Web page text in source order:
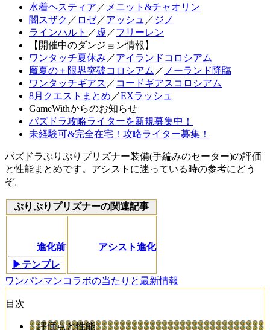
水着ヘスティア ／ メニット&チャオリン
闇スザク ／ ロゼ／アッシュ ／ ジノ
ラインハルト ／ 虚 ／フリーレン
【開催中のダンジョン情報】
ワンタッチ夏休み ／アイランドコロシアム
魔夏の＋限界突破コロシアム ／ ノーランド降臨
ワンタッチギアス ／ コードギアスコロシアム
8月クエストまとめ ／EXラッシュ
GameWithからのお知らせ
パズドラ攻略ライターを新規募集中！
未経験可&完全在宅！攻略ライター募集！
パズドラぷりぷりプリズナー装備(手編みのセーター)の評価
と性能まとめです。アシストに迷っている時の参考にどう
ぞ。
ぷりぷりプリズナーの関連記事
進化前
▶テンプレ
アシスト進化
ワンパンマンコラボの当たりと最新情報
目次
評価点と性能